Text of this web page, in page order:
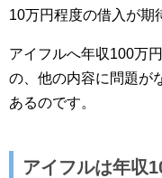
10万円程度の借入が期
アイフルへ年収100万
の、他の内容に問題が
あるのです。
アイフルは年収